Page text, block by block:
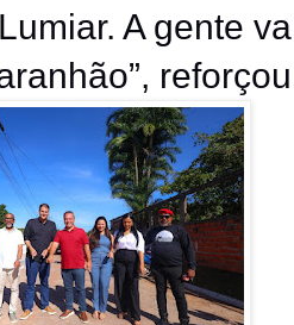
A gente